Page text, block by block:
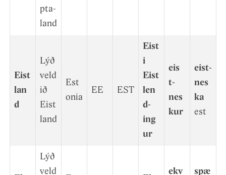
pta­
land
Eist
lan
d
Lýð
veld
ið
Eist
land
Est
onia
EE EST
Eist
i
Eist
len
d­
ing
ur
eis
t­
nes
kur
eist­
nes
ka
est
Lýð
veld
ekv
spæ